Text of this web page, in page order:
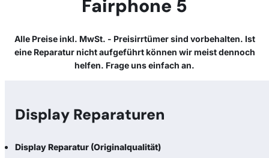
Fairphone 5
Alle Preise inkl. MwSt. - Preisirrtümer sind vorbehalten. Ist
eine Reparatur nicht aufgeführt können wir meist dennoch
helfen. Frage uns einfach an.
Display Reparaturen
Display Reparatur (Originalqualität)